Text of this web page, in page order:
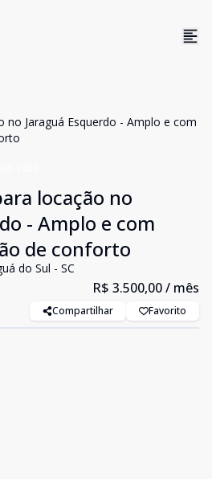
Jaraguá Esquerdo - Amplo e com
locação no
- Amplo e com
de conforto
do Sul - SC
R$ 3.500,00/ mês
Compartilhar Favorito